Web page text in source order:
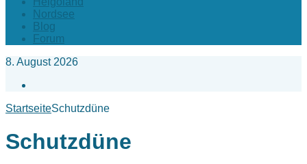
Nordsee
Blog
Forum
8. August 2026
StartseiteSchutzdüne
Schutzdüne